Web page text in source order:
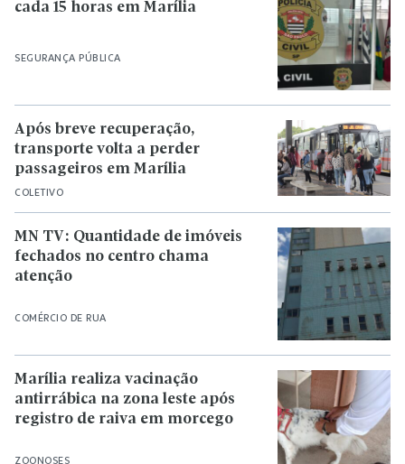
SEGURANÇA PÚBLICA
cada 15 horas em Marília
COLETIVO
Após breve recuperação,
transporte volta a perder
passageiros em Marília
COMÉRCIO DE RUA
MN TV: Quantidade de imóveis
fechados no centro chama
atenção
ZOONOSES
Marília realiza vacinação
antirrábica na zona leste após
registro de raiva em morcego